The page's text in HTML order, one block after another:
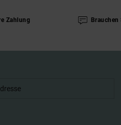
Zahlung Brauchen